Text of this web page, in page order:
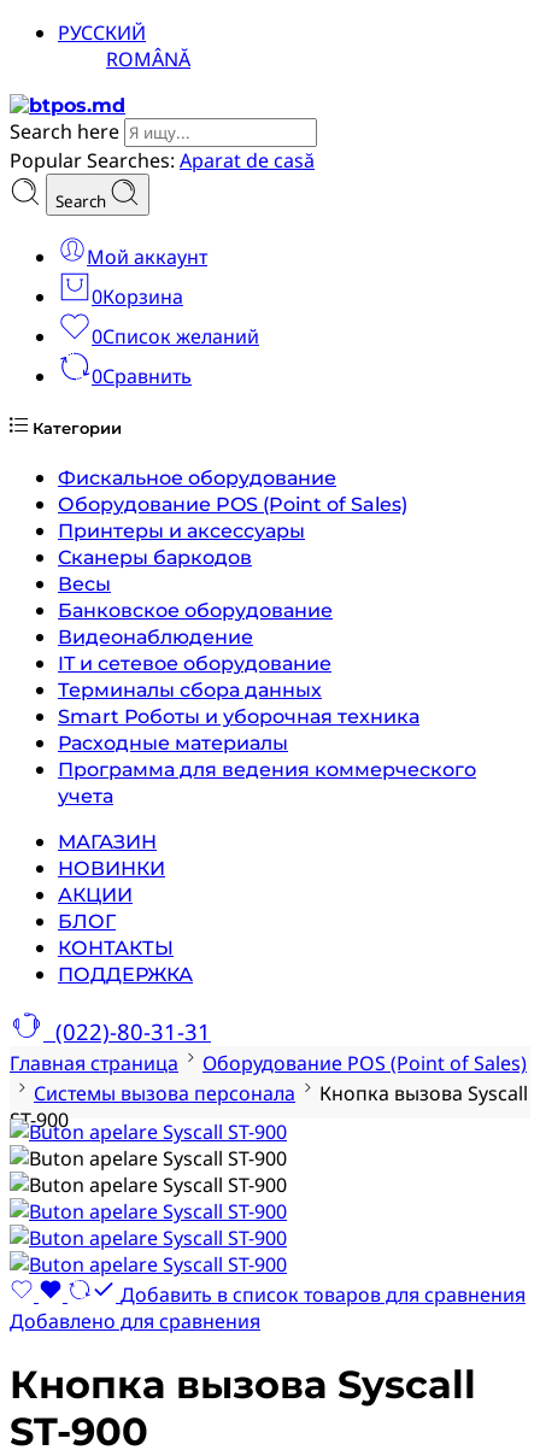
РУССКИЙ
ROMÂNĂ
Search here
Popular Searches: Aparat de casă
Search
Мой аккаунт
0Корзина
0Список желаний
0Сравнить
Категории
Фискальное оборудование
Оборудование POS (Point of Sales)
Принтеры и аксессуары
Сканеры баркодов
Весы
Банковское оборудование
Видеонаблюдение
IT и сетевое оборудование
Терминалы сбора данных
Smart Роботы и уборочная техника
Расходные материалы
Программа для ведения коммерческого
учета
МАГАЗИН
НОВИНКИ
АКЦИИ
БЛОГ
КОНТАКТЫ
ПОДДЕРЖКА
(022)-80-31-31
Главная страница
Оборудование POS (Point of Sales)
Системы вызова персонала
Кнопка вызова Syscall
ST-900
Добавить в список товаров для сравнения
Добавлено для сравнения
Кнопка вызова Syscall
ST-900